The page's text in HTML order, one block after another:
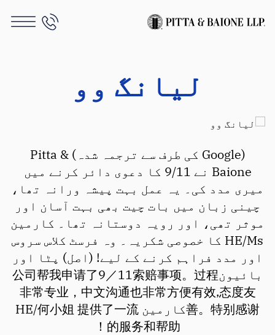
لیانگ وو
(Google کی طرف سے ترجمہ شدہ) Pitta &
Baione نے 9/11 کا دعوی دائر کرنے میں
میری مدد کی۔ یہ عمل بہت پیشہ ورانہ تھا،
چینی زبان میں بات چیت بھی بہت آسان اور
موثر تھی، اور رویہ دوستانہ تھا۔ کارمین
HE/Ms کا خصوصی شکریہ۔ وہ فرسٹ کلاس سروس
اور مدد فراہم کرنے کے لیے! (اصل) پٹا اور
بائیون公司帮我申请了9／11索赔事项。过程
非常专业，中文沟通也非常方便有效,态度友
善。特别感谢کارمین HE/何小姐 提供了一流
的服务和帮助！